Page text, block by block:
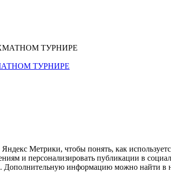
ТУРНИРЕ
Метрики, чтобы понять, как
и персонализировать публикации в
Дополнительную информацию можно найти в